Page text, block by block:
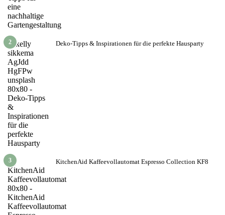
2 Deko-Tipps & Inspirationen für die perfekte Hausparty
3 KitchenAid Kaffeevollautomat Espresso Collection KF8